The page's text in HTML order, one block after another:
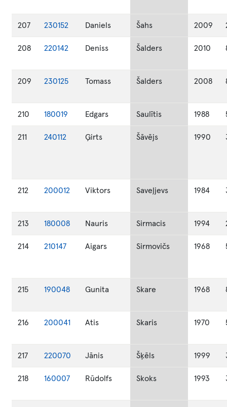
207 230152 Daniels Šahs 2009
208 220142 Deniss Šalders 2010
209 230125 Tomass Šalders 2008
210 180019 Edgars Saulītis 1988
211 240112 Ģirts Šāvējs 1990
212 200012 Viktors Saveļjevs 1984
213 180008 Nauris Sirmacis 1994
214 210147 Aigars Sirmovičs 1968
215 190048 Gunita Skare 1968
216 200041 Atis Skaris 1970
217 220070 Jānis Šķēls 1999
218 160007 Rūdolfs Skoks 1993